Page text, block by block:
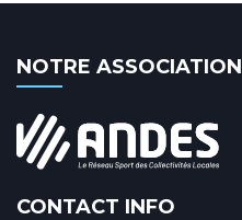
NOTRE ASSOCIATION
CONTACT INFO